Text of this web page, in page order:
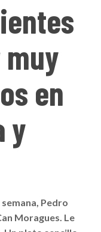
en
y
semana, Pedro
Moragues. Le